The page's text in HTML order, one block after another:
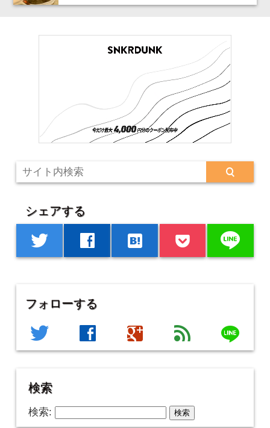
シェアする
twitter facebook hatenabookmark line
フォローする
twitter facebook google feed line
検索
検索: